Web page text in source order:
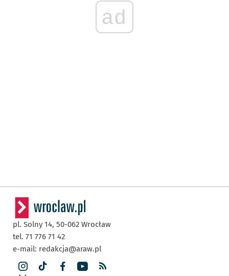
ad
pl. Solny 14, 50-062 Wrocław
tel. 71 776 71 42
e-mail: redakcja@araw.pl